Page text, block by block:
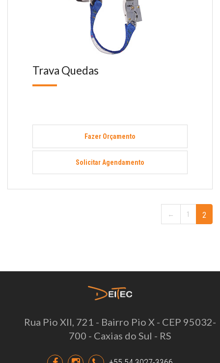
Trava Quedas
Fazer Orçamento
Solicitar Agendamento
← 1 2
Rua Pio XII, 721 - Bairro Pio X - CEP 95032-
700 - Caxias do Sul - RS